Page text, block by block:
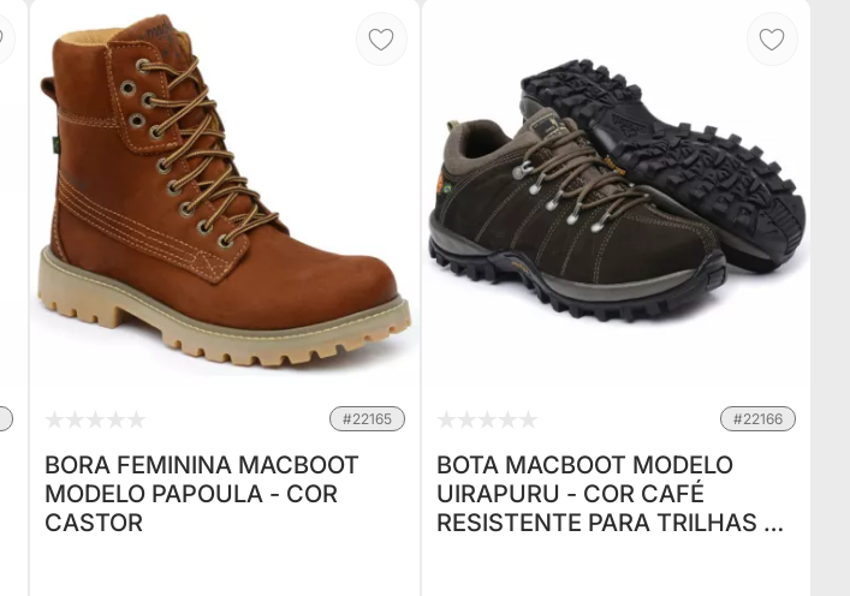
#22165
BORA FEMININA MACBOOT
MODELO PAPOULA - COR
CASTOR
#22166
BOTA MACBOOT MODELO
UIRAPURU - COR CAFÉ
RESISTENTE PARA TRILHAS E